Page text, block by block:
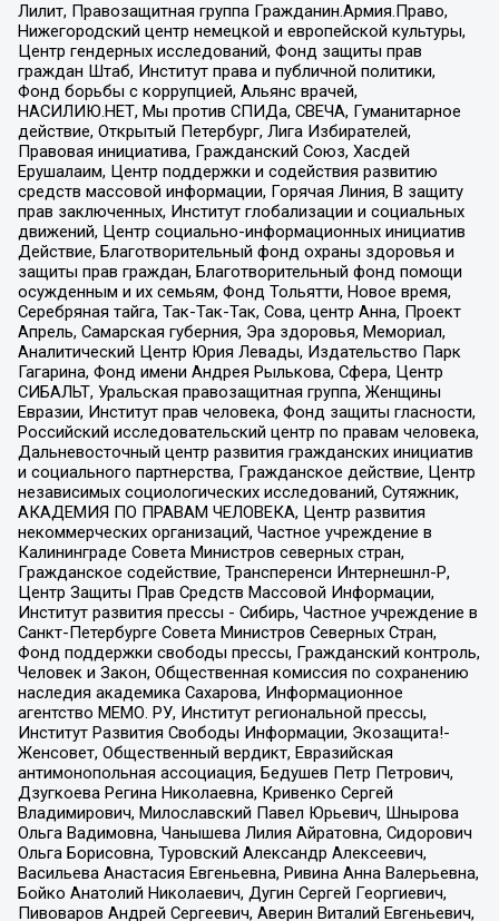
Лилит, Правозащитная группа Гражданин.Армия.Право,
Нижегородский центр немецкой и европейской культуры,
Центр гендерных исследований, Фонд защиты прав
граждан Штаб, Институт права и публичной политики,
Фонд борьбы с коррупцией, Альянс врачей,
НАСИЛИЮ.НЕТ, Мы против СПИДа, СВЕЧА, Гуманитарное
действие, Открытый Петербург, Лига Избирателей,
Правовая инициатива, Гражданский Союз, Хасдей
Ерушалаим, Центр поддержки и содействия развитию
средств массовой информации, Горячая Линия, В защиту
прав заключенных, Институт глобализации и социальных
движений, Центр социально-информационных инициатив
Действие, Благотворительный фонд охраны здоровья и
защиты прав граждан, Благотворительный фонд помощи
осужденным и их семьям, Фонд Тольятти, Новое время,
Серебряная тайга, Так-Так-Так, Сова, центр Анна, Проект
Апрель, Самарская губерния, Эра здоровья, Мемориал,
Аналитический Центр Юрия Левады, Издательство Парк
Гагарина, Фонд имени Андрея Рылькова, Сфера, Центр
СИБАЛЬТ, Уральская правозащитная группа, Женщины
Евразии, Институт прав человека, Фонд защиты гласности,
Российский исследовательский центр по правам человека,
Дальневосточный центр развития гражданских инициатив
и социального партнерства, Гражданское действие, Центр
независимых социологических исследований, Сутяжник,
АКАДЕМИЯ ПО ПРАВАМ ЧЕЛОВЕКА, Центр развития
некоммерческих организаций, Частное учреждение в
Калининграде Совета Министров северных стран,
Гражданское содействие, Трансперенси Интернешнл-Р,
Центр Защиты Прав Средств Массовой Информации,
Институт развития прессы - Сибирь, Частное учреждение в
Санкт-Петербурге Совета Министров Северных Стран,
Фонд поддержки свободы прессы, Гражданский контроль,
Человек и Закон, Общественная комиссия по сохранению
наследия академика Сахарова, Информационное
агентство МЕМО. РУ, Институт региональной прессы,
Институт Развития Свободы Информации, Экозащита!-
Женсовет, Общественный вердикт, Евразийская
антимонопольная ассоциация, Бедушев Петр Петрович,
Дзугкоева Регина Николаевна, Кривенко Сергей
Владимирович, Милославский Павел Юрьевич, Шнырова
Ольга Вадимовна, Чанышева Лилия Айратовна, Сидорович
Ольга Борисовна, Туровский Александр Алексеевич,
Васильева Анастасия Евгеньевна, Ривина Анна Валерьевна,
Бойко Анатолий Николаевич, Дугин Сергей Георгиевич,
Пивоваров Андрей Сергеевич, Аверин Виталий Евгеньевич,